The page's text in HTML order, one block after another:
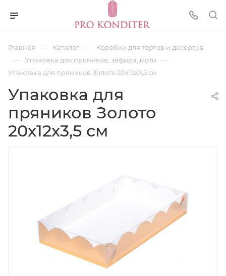
Главная — Каталог — Коробки для тортов и десертов
— Упаковка для пряников, зефира, моти —
Упаковка для пряников Золото 20х12х3,5 см
Упаковка для
пряников Золото
20х12х3,5 см